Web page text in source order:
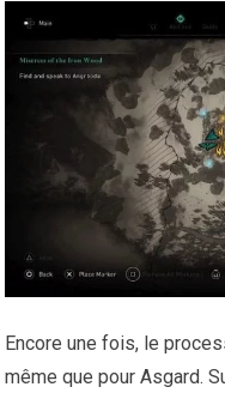
Encore une fois, le
même que pour Asgard.